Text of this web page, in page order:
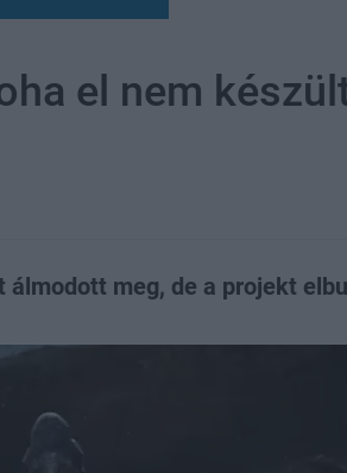
el nem
álmodott meg, de a projekt